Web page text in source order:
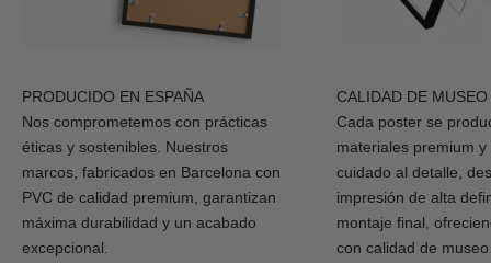
PRODUCIDO EN ESPAÑA
Nos comprometemos con prácticas
éticas y sostenibles. Nuestros
marcos, fabricados en Barcelona con
PVC de calidad premium, garantizan
máxima durabilidad y un acabado
excepcional.
CALIDAD DE MUSEO
Cada poster se
materiales premium
cuidado al detalle,
impresión de alta
montaje final,
con calidad de